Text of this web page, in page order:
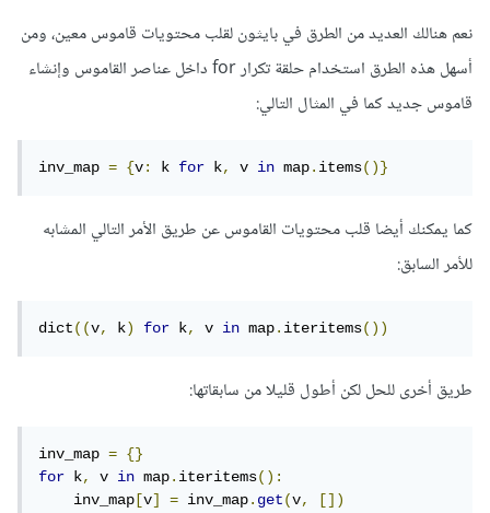
نعم هنالك العديد من الطرق في بايثون لقلب محتويات قاموس معين، ومن
أسهل هذه الطرق استخدام حلقة تكرار for داخل عناصر القاموس وإنشاء
قاموس جديد كما في المثال التالي:
inv_map = {v: k for k, v in map.items()}
كما يمكنك أيضا قلب محتويات القاموس عن طريق الأمر التالي المشابه
للأمر السابق:
dict((v, k) for k, v in map.iteritems())
طريق أخرى للحل لكن أطول قليلا من سابقاتها:
inv_map =
{}
for k, v in map.iteritems():
    inv_map
[v] = inv_map.get(v,
[])